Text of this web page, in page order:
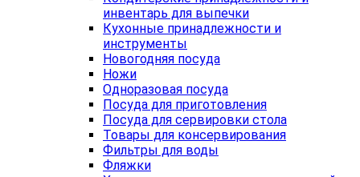
инвентарь для выпечки
Кухонные принадлежности и
инструменты
Новогодняя посуда
Ножи
Одноразовая посуда
Посуда для приготовления
Посуда для сервировки стола
Товары для консервирования
Фильтры для воды
Фляжки